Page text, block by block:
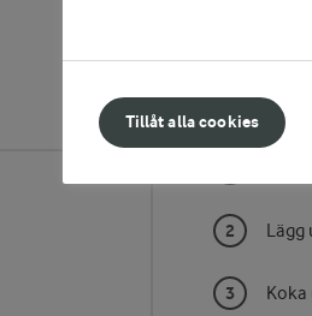
Gör så
Lägg
Tillåt alla cookies